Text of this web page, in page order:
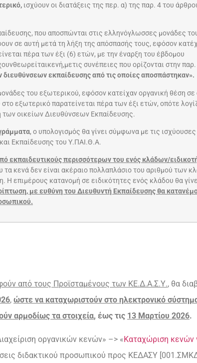
ισχύουν οι διατάξεις της περ. α) της παρ. 4 του
που αποσπώνται στις ελληνόγλωσσες μονάδες
σε αυτή μετά τη λήξη της απόσπασής τους, εφόσον
πέρα των έξι (6) ετών, με την έναρξη του έβδομου
συνέπειες που ορίζονται στην
διευθύνσεων εκπαίδευσης από τις οποίες αποσπάστηκαν».
του εξωτερικού, εφόσον κατείχαν οργανική θέση σε
εξωτερικό παρατείνεται πέρα των έξι ετών, οπότε
των οικείων Διευθύνσεων Εκπαίδευσης.
, ο υπολογισμός θα γίνει σύμφωνα με τις
Εκπαίδευσης του Υ.ΠΑΙ.Θ.Α.
εκπαιδευτικούς περισσότερων του ενός κλάδων/
τα κενά δεν είναι ακέραιο πολλαπλάσιο του αριθμού των
Η επιμέρους κατανομή σε ειδικότητες ενός κλάδου θα
με ευθύνη του Διευθυντή Εκπαίδευσης θα
από τους Προϊσταμένους των ΚΕ.Δ.Α.Σ.Υ., θα
, ώστε να καταχωριστούν στο ηλεκτρονικό
αρμοδίως τα στοιχεία, έως τις 13 Μαρτίου 2026.
οργανικών κενών» –> «Καταχώριση κενών
διδακτικού προσωπικού προς ΚΕΔΑΣΥ